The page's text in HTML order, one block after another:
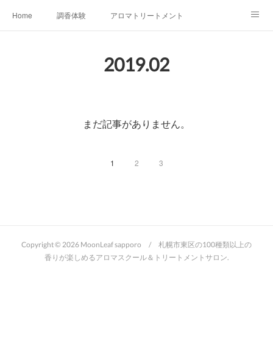
Home 調香体験 アロマトリートメントMenu
Profile FOR COMPANY
2019.02
まだ記事がありません。
1 2 3
Copyright © 2026 MoonLeaf sapporo / 札幌市東区の100種類以上の
香りが楽しめるアロマスクール＆トリートメントサロン.